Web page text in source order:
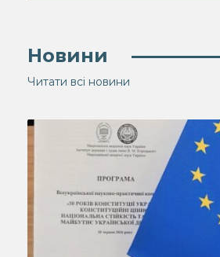
Новини
Читати всі новини